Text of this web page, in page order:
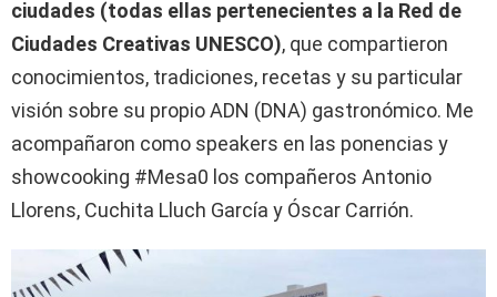
ciudades (todas ellas pertenecientes a la Red de
Ciudades Creativas UNESCO), que compartieron
conocimientos, tradiciones, recetas y su particular
visión sobre su propio ADN (DNA) gastronómico. Me
acompañaron como speakers en las ponencias y
showcooking #Mesa0 los compañeros Antonio
Llorens, Cuchita Lluch García y Óscar Carrión.